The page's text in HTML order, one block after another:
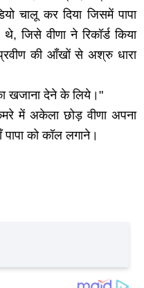
चालू कर दिया जिसमें पापा
जिसे वीणा ने रिकॉर्ड किया
की आँखों से अश्रु धारा
खजाना देने के लिये।"
में अकेला छोड़ वीणा अपना
को कॉल लगाने।